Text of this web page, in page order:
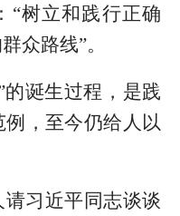
“树立和践行正确
众路线”。
的诞生过程，是践
，至今仍给人以
习近平同志谈谈